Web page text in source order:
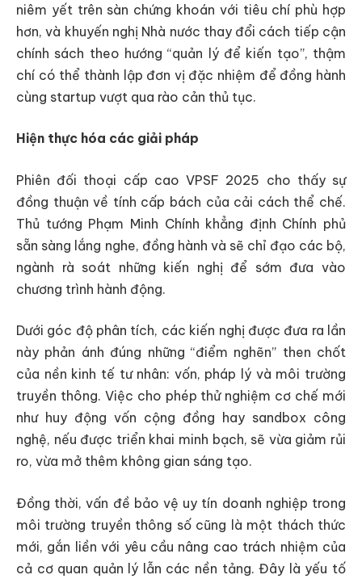
niêm yết trên sàn chứng khoán với tiêu chí phù hợp
hơn, và khuyến nghị Nhà nước thay đổi cách tiếp cận
chính sách theo hướng “quản lý để kiến tạo”, thậm
chí có thể thành lập đơn vị đặc nhiệm để đồng hành
cùng startup vượt qua rào cản thủ tục.
Hiện thực hóa các giải pháp
Phiên đối thoại cấp cao VPSF 2025 cho thấy sự
đồng thuận về tính cấp bách của cải cách thể chế.
Thủ tướng Phạm Minh Chính khẳng định Chính phủ
sẵn sàng lắng nghe, đồng hành và sẽ chỉ đạo các bộ,
ngành rà soát những kiến nghị để sớm đưa vào
chương trình hành động.
Dưới góc độ phân tích, các kiến nghị được đưa ra lần
này phản ánh đúng những “điểm nghẽn” then chốt
của nền kinh tế tư nhân: vốn, pháp lý và môi trường
truyền thông. Việc cho phép thử nghiệm cơ chế mới
như huy động vốn cộng đồng hay sandbox công
nghệ, nếu được triển khai minh bạch, sẽ vừa giảm rủi
ro, vừa mở thêm không gian sáng tạo.
Đồng thời, vấn đề bảo vệ uy tín doanh nghiệp trong
môi trường truyền thông số cũng là một thách thức
mới, gắn liền với yêu cầu nâng cao trách nhiệm của
cả cơ quan quản lý lẫn các nền tảng. Đây là yếu tố